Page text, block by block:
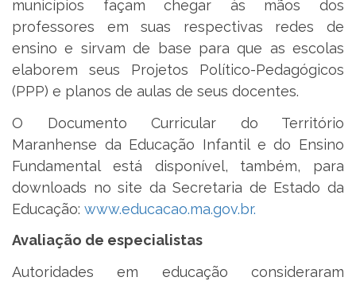
municípios façam chegar às mãos dos
professores em suas respectivas redes de
ensino e sirvam de base para que as escolas
elaborem seus Projetos Político-Pedagógicos
(PPP) e planos de aulas de seus docentes.
O Documento Curricular do Território
Maranhense da Educação Infantil e do Ensino
Fundamental está disponível, também, para
downloads no site da Secretaria de Estado da
Educação: www.educacao.ma.gov.br.
Avaliação de especialistas
Autoridades em educação consideraram